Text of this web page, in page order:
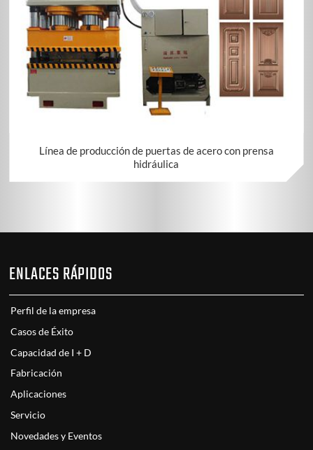
Línea de producción de puertas de acero con prensa
hidráulica
ENLACES RÁPIDOS
Perfil de la empresa
Casos de Éxito
Capacidad de I + D
Fabricación
Aplicaciones
Servicio
Novedades y Eventos